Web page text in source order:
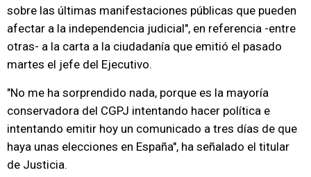
sobre las últimas manifestaciones públicas que pueden
afectar a la independencia judicial", en referencia -entre
otras- a la carta a la ciudadanía que emitió el pasado
martes el jefe del Ejecutivo.
"No me ha sorprendido nada, porque es la mayoría
conservadora del CGPJ intentando hacer política e
intentando emitir hoy un comunicado a tres días de que
haya unas elecciones en España", ha señalado el titular
de Justicia.